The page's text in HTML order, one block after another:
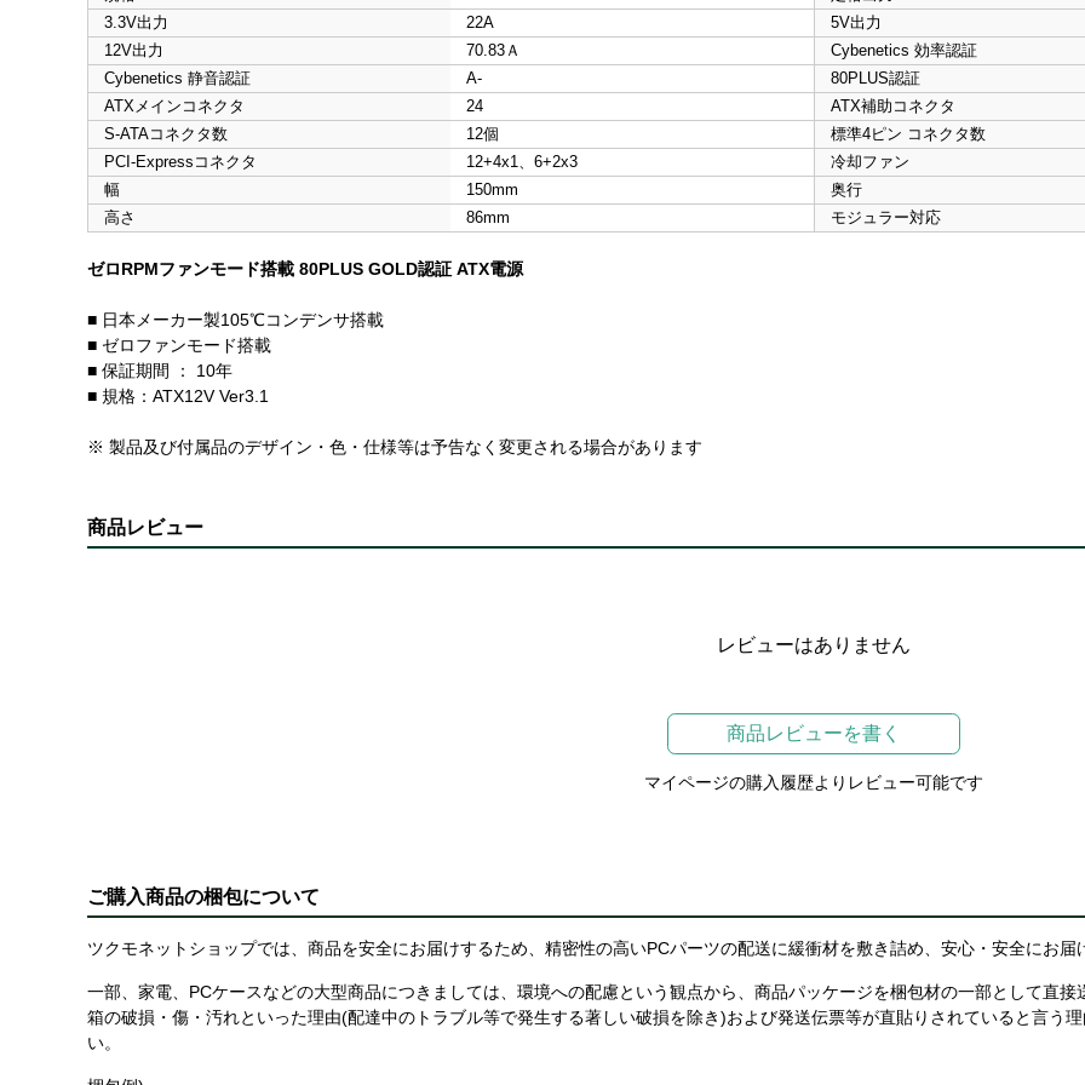
3.3V出力
22A
5V出力
12V出力
70.83Ａ
Cybenetics 効率認証
Cybenetics 静音認証
A-
80PLUS認証
ATXメインコネクタ
24
ATX補助コネクタ
S-ATAコネクタ数
12個
標準4ピン コネクタ数
PCI-Expressコネクタ
12+4x1、6+2x3
冷却ファン
幅
150mm
奥行
高さ
86mm モジュラー対応
ゼロRPMファンモード搭載 80PLUS GOLD認証 ATX電源
■ 日本メーカー製105℃コンデンサ搭載
■ ゼロファンモード搭載
■ 保証期間 ： 10年
■ 規格：ATX12V Ver3.1
※ 製品及び付属品のデザイン・色・仕様等は予告なく変更される場合があります
商品レビュー
レビューはありません
商品レビューを書く
マイページの購入履歴よりレビュー可能です
ご購入商品の梱包について
ツクモネットショップでは、商品を安全にお届けするため、精密性の高いPCパーツの配送に緩衝材を敷き詰め、安心・安全にお
一部、家電、PCケースなどの大型商品につきましては、環境への配慮という観点から、商品パッケージを梱包材の一部として直
箱の破損・傷・汚れといった理由(配達中のトラブル等で発生する著しい破損を除き)および発送伝票等が直貼りされていると言う
い。